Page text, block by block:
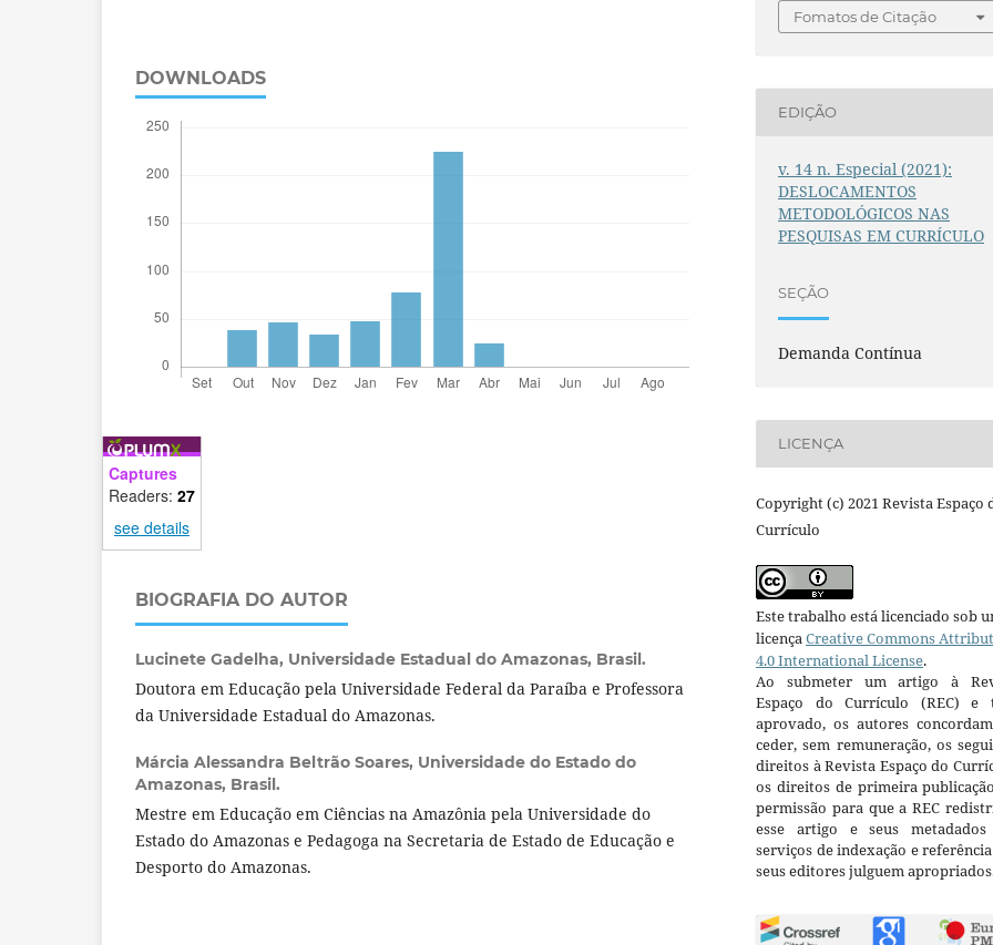
DOWNLOADS
Captures
Readers: 27
see details
BIOGRAFIA DO AUTOR
Lucinete Gadelha, Universidade Estadual do Amazonas, Brasil.
Doutora em Educação pela Universidade Federal da Paraíba e Professora
da Universidade Estadual do Amazonas.
Márcia Alessandra Beltrão Soares, Universidade do Estado do
Amazonas, Brasil.
Mestre em Educação em Ciências na Amazônia pela Universidade do
Estado do Amazonas e Pedagoga na Secretaria de Estado de Educação e
Desporto do Amazonas.
Fomatos de Citação
EDIÇÃO
v. 14 n. Especial (2021):
DESLOCAMENTOS
METODOLÓGICOS NAS
PESQUISAS EM CURRÍCULO
SEÇÃO
Demanda Contínua
LICENÇA
Copyright (c) 2021 Revista Espaço
Currículo
Este trabalho está licenciado sob
licençaCreative Commons
4.0 International License.
Ao submeter um artigo à
Espaço do Currículo (REC) e
aprovado, os autores
ceder, sem remuneração, os
direitos à Revista Espaço do
os direitos de primeira
permissão para que a REC
esse artigo e seus metadados
serviços de indexação e
seus editores julguem